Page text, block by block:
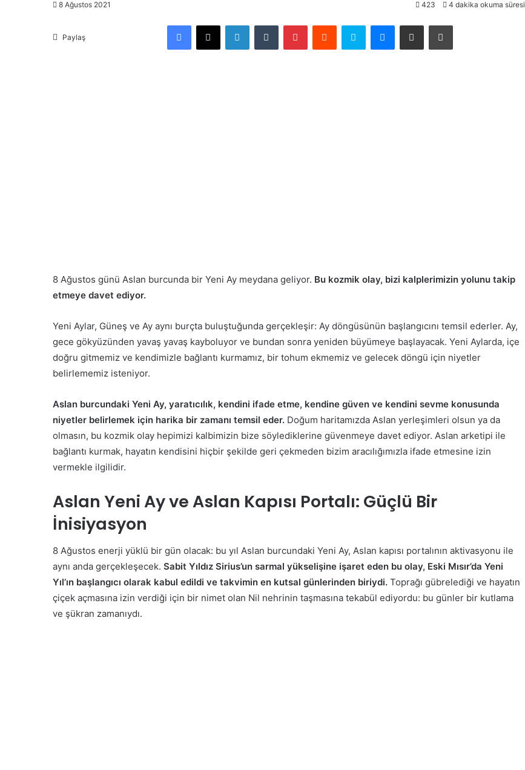
8 Ağustos 2021 423 4 dakika okuma süresi
Paylaş
Facebook X LinkedIn Tumblr Pinterest Reddit Skype Messenger E-Posta ile paylaş Yazdır
8 Ağustos günü Aslan burcunda bir Yeni Ay meydana geliyor. Bu kozmik olay, bizi kalplerimizin yolunu takip
etmeye davet ediyor.
Yeni Aylar, Güneş ve Ay aynı burçta buluştuğunda gerçekleşir: Ay döngüsünün başlangıcını temsil ederler. Ay,
gece gökyüzünden yavaş yavaş kayboluyor ve bundan sonra yeniden büyümeye başlayacak. Yeni Aylarda, içe
doğru gitmemiz ve kendimizle bağlantı kurmamız, bir tohum ekmemiz ve gelecek döngü için niyetler
belirlememiz isteniyor.
Aslan burcundaki Yeni Ay, yaratıcılık, kendini ifade etme, kendine güven ve kendini sevme konusunda
niyetler belirlemek için harika bir zamanı temsil eder. Doğum haritamızda Aslan yerleşimleri olsun ya da
olmasın, bu kozmik olay hepimizi kalbimizin bize söylediklerine güvenmeye davet ediyor. Aslan arketipi ile
bağlantı kurmak, hayatın kendisini hiçbir şekilde geri çekmeden bizim aracılığımızla ifade etmesine izin
vermekle ilgilidir.
Aslan Yeni Ay ve Aslan Kapısı Portalı: Güçlü Bir
İnisiyasyon
8 Ağustos enerji yüklü bir gün olacak: bu yıl Aslan burcundaki Yeni Ay, Aslan kapısı portalının aktivasyonu ile
aynı anda gerçekleşecek. Sabit Yıldız Sirius’un sarmal yükselişine işaret eden bu olay, Eski Mısır’da Yeni
Yıl’ın başlangıcı olarak kabul edildi ve takvimin en kutsal günlerinden biriydi. Toprağı gübrelediği ve hayatın
çiçek açmasına izin verdiği için bir nimet olan Nil nehrinin taşmasına tekabül ediyordu: bu günler bir kutlama
ve şükran zamanıydı.